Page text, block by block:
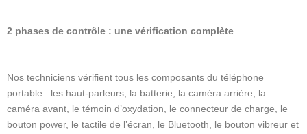
2 phases de contrôle : une vérification complète
Nos techniciens vérifient tous les composants du téléphone
portable : les haut-parleurs, la batterie, la caméra arrière, la
caméra avant, le témoin d’oxydation, le connecteur de charge, le
bouton power, le tactile de l’écran, le Bluetooth, le bouton vibreur et